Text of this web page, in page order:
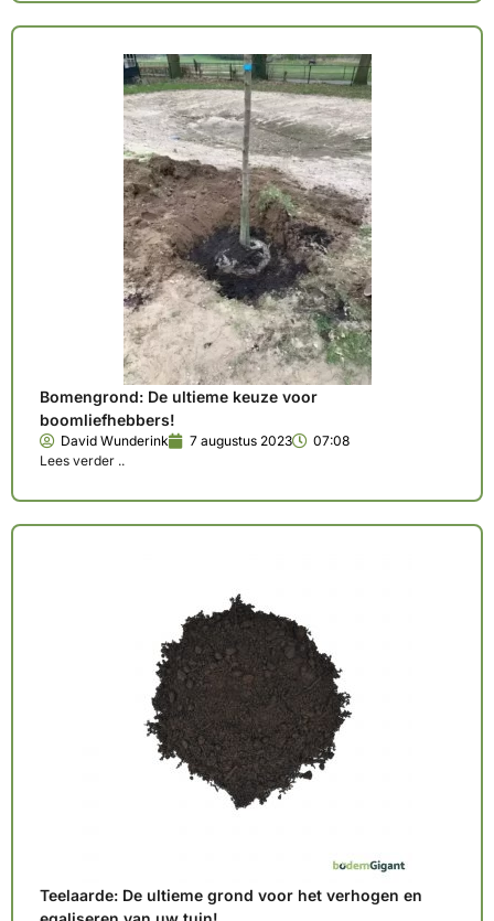
Bomengrond: De ultieme keuze voor
boomliefhebbers!
David Wunderink 7 augustus 2023
07:08
Lees verder ..
Teelaarde: De ultieme grond voor het verhogen en